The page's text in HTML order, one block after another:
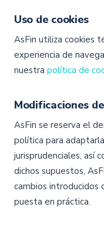
Uso de cookies
AsFin utiliza cookies
experiencia de
nuestra política de
Modificaciones
AsFin se reserva el
política para
jurisprudenciales, así
dichos supuestos,
cambios introducidos
puesta en práctica.